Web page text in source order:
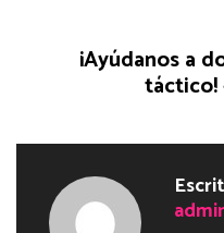
¡Ayúdanos a
táctico!